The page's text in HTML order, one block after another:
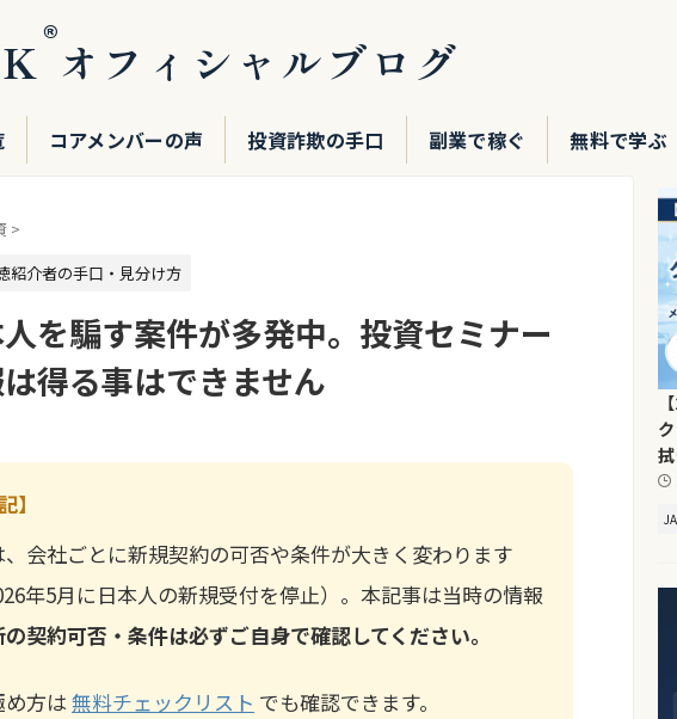
®オフィシャルブログ
コアメンバーの声 投資詐欺の手口 副業で稼ぐ 無料で学ぶ
>
紹介者の手口・見分け方
を騙す案件が多発中。投資セミナー
得る事はできません
】
会社ごとに新規契約の可否や条件が大きく変わります
年5月に日本人の新規受付を停止）。本記事は当時の情報
の契約可否・条件は必ずご自身で確認してください。
方は無料チェックリスト でも確認できます。